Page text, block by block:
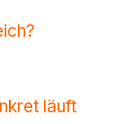
läuft